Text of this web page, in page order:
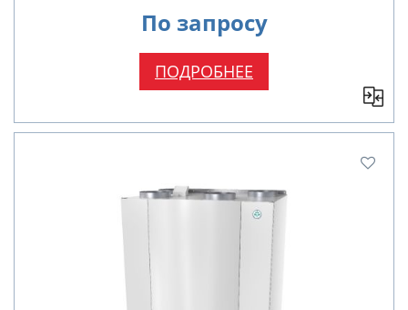
По запросу
ПОДРОБНЕЕ